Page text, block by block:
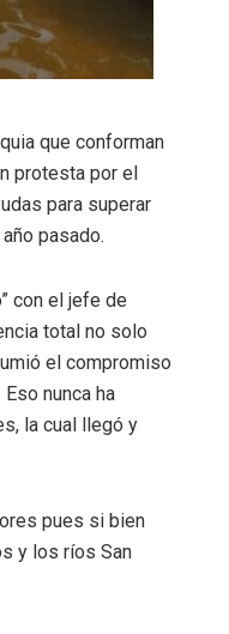
que conforman
protesta por el
para superar
pasado.
con el jefe de
total no solo
el compromiso
nunca ha
la cual llegó y
pues si bien
y los ríos San